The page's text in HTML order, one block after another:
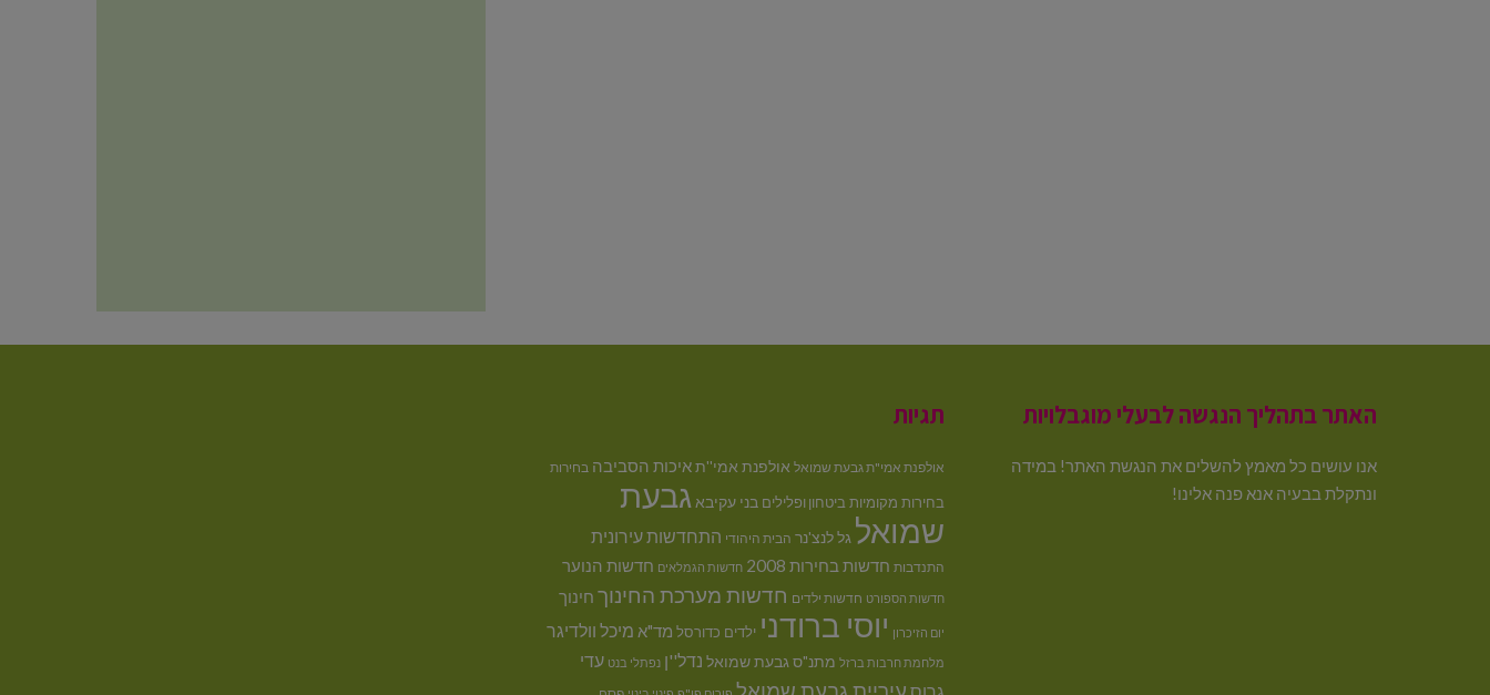
האתר בתהליך הנגשה לבעלי מוגבלויות
אנו עושים כל מאמץ להשלים את הנגשת האתר! במידה
ונתקלת בבעיה אנא פנה אלינו!
תגיות
אולפנת אמי"ת גבעת שמואל אולפנת אמי''תאיכות הסביבה בחירות
בחירות מקומיות ביטחון ופלילים בני עקיבא גבעת
שמואל גל לנצ'נר הבית היהודי התחדשות עירונית
התנדבות חדשות בחירות 2008 חדשות הגמלאים חדשות הנוער
חדשות הספורט חדשות ילדים חדשות מערכת החינוך חינוך
יום הזיכרון יוסי ברודני ילדים כדורסל מד"א מיכל וולדיגר
מלחמת חרבות ברזל מתנ"ס גבעת שמואל נדל''ן נפתלי בנט עדי